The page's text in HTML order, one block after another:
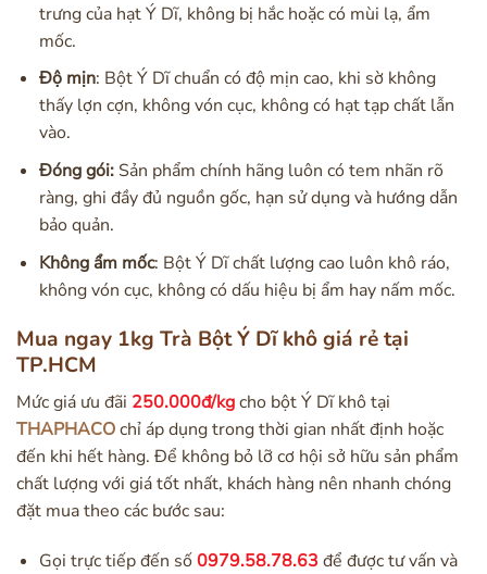
trưng của hạt Ý Dĩ, không bị hắc hoặc có mùi lạ, ẩm
mốc.
Độ mịn: Bột Ý Dĩ chuẩn có độ mịn cao, khi sờ không
thấy lợn cợn, không vón cục, không có hạt tạp chất lẫn
vào.
Đóng gói:Sản phẩm chính hãng luôn có tem nhãn rõ
ràng, ghi đầy đủ nguồn gốc, hạn sử dụng và hướng dẫn
bảo quản.
Không ẩm mốc: Bột Ý Dĩ chất lượng cao luôn khô ráo,
không vón cục, không có dấu hiệu bị ẩm hay nấm mốc.
Mua ngay 1kg Trà Bột Ý Dĩ khô giá rẻ tại
TP.HCM
Mức giá ưu đãi 250.000đ/kgcho bột Ý Dĩ khô tại
THAPHACOchỉ áp dụng trong thời gian nhất định hoặc
đến khi hết hàng. Để không bỏ lỡ cơ hội sở hữu sản phẩm
chất lượng với giá tốt nhất, khách hàng nên nhanh chóng
đặt mua theo các bước sau:
Gọi trực tiếp đến số0979.58.78.63 để được tư vấn và